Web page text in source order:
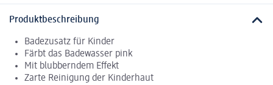
Produktbeschreibung
Badezusatz für Kinder
Färbt das Badewasser pink
Mit blubberndem Effekt
Zarte Reinigung der Kinderhaut